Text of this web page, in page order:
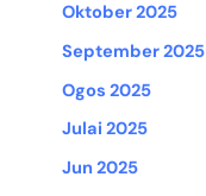
Oktober 2025
September 2025
Ogos 2025
Julai 2025
Jun 2025